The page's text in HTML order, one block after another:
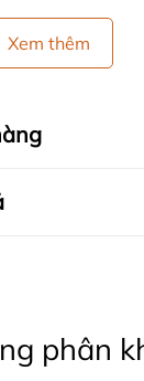
Xem thêm
phân